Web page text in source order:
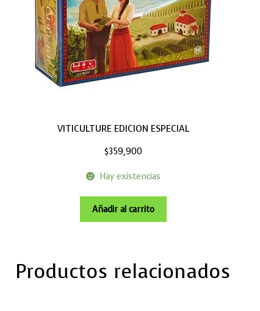
VITICULTURE EDICION ESPECIAL
$359,900
Hay existencias
Añadir al carrito
Productos relacionados